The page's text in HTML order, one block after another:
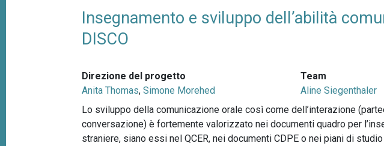
Insegnamento e sviluppo dell’abilità
DISCO
Direzione del progetto
Anita Thomas,Simone Morehed
Team
Aline Siegenthaler
Lo sviluppo della comunicazione orale così come dell’interazione
conversazione) è fortemente valorizzato nei documenti quadro per
straniere, siano essi nel QCER, nei documenti CDPE o nei piani di